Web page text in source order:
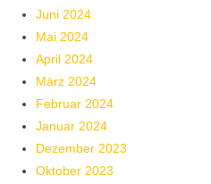
Juni 2024
Mai 2024
April 2024
März 2024
Februar 2024
Januar 2024
Dezember 2023
Oktober 2023